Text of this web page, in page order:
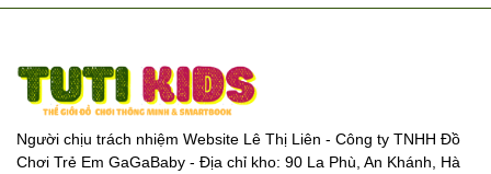
💌Cám ơn sự đồng hành của quý đại lý cùng
https://tongkhotutikids.com/
Người chịu trách nhiệm Website Lê Thị Liên - Công ty TNHH Đồ
Chơi Trẻ Em GaGaBaby - Địa chỉ kho: 90 La Phù, An Khánh, Hà